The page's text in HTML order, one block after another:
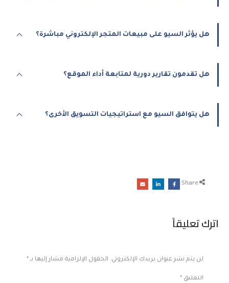
هل يؤثر السيو على مبيعات المتجر الإلكتروني مباشرة؟
هل تقدمون تقارير دورية لمتابعة أداء الموقع؟
هل يتوافق السيو مع استراتيجيات التسويق الأخرى؟
Share:
اترك تعليقاً
لن يتم نشر عنوان بريدك الإلكتروني. الحقول الإلزامية مشار إليها بـ *
التعليق *